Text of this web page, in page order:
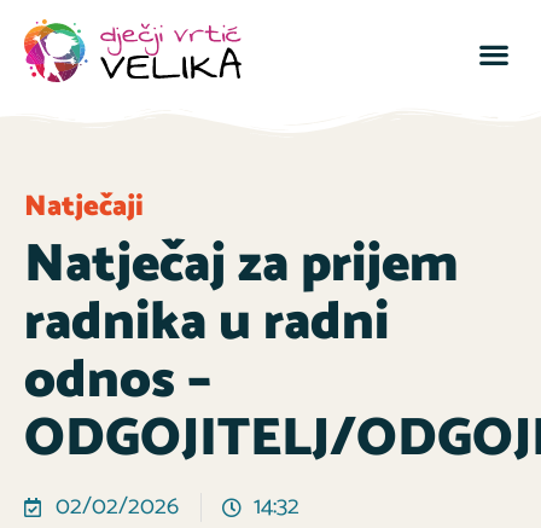
Natječaji
Natječaj za prijem
radnika u radni
odnos –
ODGOJITELJ/
02/02/2026 14:32